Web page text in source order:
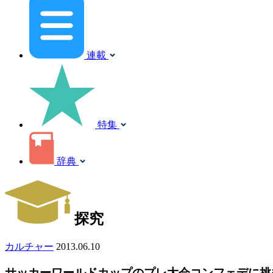
連載
特集
辞典
探究
カルチャー 2013.06.10